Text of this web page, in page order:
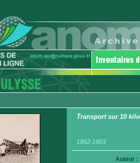
Transport sur 10
1902-1903
Auteur :